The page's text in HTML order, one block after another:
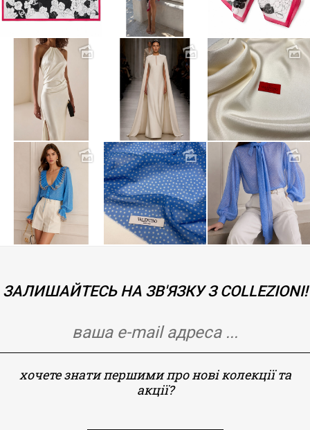
ЗАЛИШАЙТЕСЬ НА ЗВ'ЯЗКУ З COLLEZIONI!
хочете знати першими про нові колекції та
акції?